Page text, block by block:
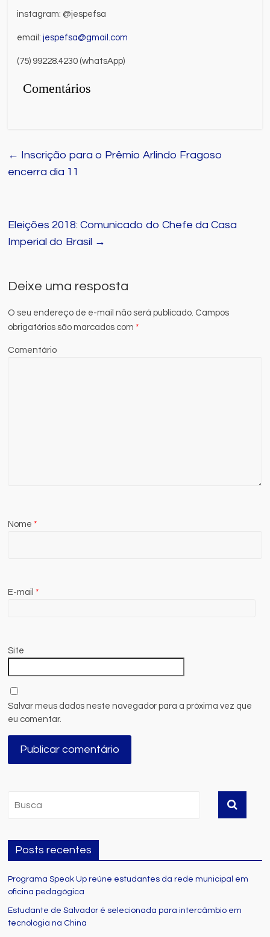
instagram: @jespefsa
email:jespefsa@gmail.com
(75) 99228.4230 (whatsApp)
Comentários
← Inscrição para o Prêmio Arlindo Fragoso
encerra dia 11
Eleições 2018: Comunicado do Chefe da Casa
Imperial do Brasil →
Deixe uma resposta
O seu endereço de e-mail não será publicado. Campos
obrigatórios são marcados com*
Comentário
Nome*
E-mail*
Site
Salvar meus dados neste navegador para a próxima vez que
eu comentar.
Posts recentes
Programa Speak Up reúne estudantes da rede municipal em
oficina pedagógica
Estudante de Salvador é selecionada para intercâmbio em
tecnologia na China